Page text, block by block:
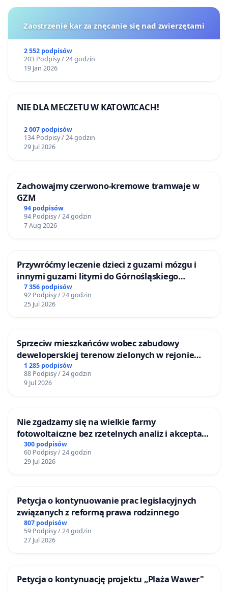
Zaostrzenie kar za znęcanie się nad zwierzętami
2 552 podpisów
203 Podpisy / 24 godzin
19 Jan 2026
NIE DLA MECZETU W KATOWICACH!
2 007 podpisów
134 Podpisy / 24 godzin
29 Jul 2026
Zachowajmy czerwono-kremowe tramwaje w
GZM
94 podpisów
94 Podpisy / 24 godzin
7 Aug 2026
Przywróćmy leczenie dzieci z guzami mózgu i
innymi guzami litymi do Górnośląskiego
Centrum Zdrowia Dziecka w Katowicach
7 356 podpisów
92 Podpisy / 24 godzin
25 Jul 2026
Sprzeciw mieszkańców wobec zabudowy
deweloperskiej terenow zielonych w rejonie
Bulwarów Straceńskich w Bielsku-Białej
1 285 podpisów
88 Podpisy / 24 godzin
9 Jul 2026
Nie zgadzamy się na wielkie farmy
fotowoltaiczne bez rzetelnych analiz i akceptacji
mieszkańców
300 podpisów
60 Podpisy / 24 godzin
29 Jul 2026
Petycja o kontynuowanie prac legislacyjnych
związanych z reformą prawa rodzinnego
807 podpisów
59 Podpisy / 24 godzin
27 Jul 2026
Petycja o kontynuację projektu „Plaża Wawer"